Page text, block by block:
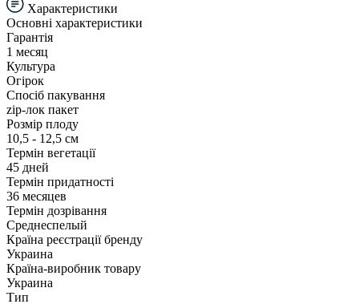
Характеристики
Основні характеристики
Гарантія
1 месяц
Культура
Огірок
Спосіб пакування
zip-лок пакет
Розмір плоду
10,5 - 12,5 см
Термін вегетації
45 дней
Термін придатності
36 месяцев
Термін дозрівання
Среднеспелый
Країна реєстрації бренду
Украина
Країна-виробник товару
Украина
Тип